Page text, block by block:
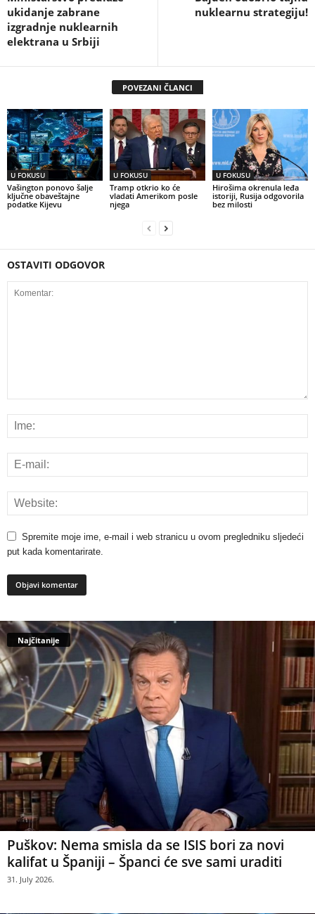
ukidanje zabrane
izgradnje nuklearnih
elektrana u Srbiji
nuklearnu strategiju!
POVEZANI ČLANCI
U FOKUSU
Vašington ponovo šalje
ključne obaveštajne
podatke Kijevu
U FOKUSU
Tramp otkrio ko će
vladati Amerikom posle
njega
U FOKUSU
Hirošima okrenula leđa
istoriji, Rusija odgovorila
bez milosti
OSTAVITI ODGOVOR
Spremite moje ime, e-mail i web stranicu u ovom pregledniku sljedeći
put kada komentarirate.
Najčitanije
Puškov: Nema smisla da se ISIS bori za novi
kalifat u Španiji – Španci će sve sami uraditi
31. July 2026.